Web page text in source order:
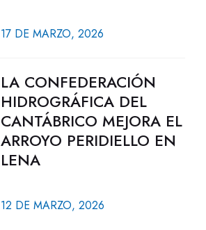
17 DE MARZO, 2026
LA CONFEDERACIÓN
HIDROGRÁFICA DEL
CANTÁBRICO MEJORA EL
ARROYO PERIDIELLO EN
LENA
12 DE MARZO, 2026